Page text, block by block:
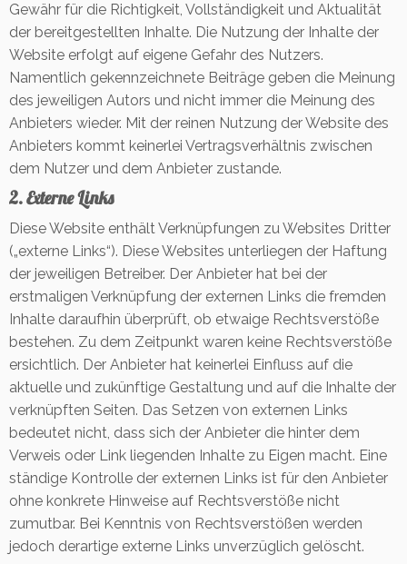
Gewähr für die Richtigkeit, Vollständigkeit und Aktualität
der bereitgestellten Inhalte. Die Nutzung der Inhalte der
Website erfolgt auf eigene Gefahr des Nutzers.
Namentlich gekennzeichnete Beiträge geben die Meinung
des jeweiligen Autors und nicht immer die Meinung des
Anbieters wieder. Mit der reinen Nutzung der Website des
Anbieters kommt keinerlei Vertragsverhältnis zwischen
dem Nutzer und dem Anbieter zustande.
2. Externe Links
Diese Website enthält Verknüpfungen zu Websites Dritter
(„externe Links“). Diese Websites unterliegen der Haftung
der jeweiligen Betreiber. Der Anbieter hat bei der
erstmaligen Verknüpfung der externen Links die fremden
Inhalte daraufhin überprüft, ob etwaige Rechtsverstöße
bestehen. Zu dem Zeitpunkt waren keine Rechtsverstöße
ersichtlich. Der Anbieter hat keinerlei Einfluss auf die
aktuelle und zukünftige Gestaltung und auf die Inhalte der
verknüpften Seiten. Das Setzen von externen Links
bedeutet nicht, dass sich der Anbieter die hinter dem
Verweis oder Link liegenden Inhalte zu Eigen macht. Eine
ständige Kontrolle der externen Links ist für den Anbieter
ohne konkrete Hinweise auf Rechtsverstöße nicht
zumutbar. Bei Kenntnis von Rechtsverstößen werden
jedoch derartige externe Links unverzüglich gelöscht.